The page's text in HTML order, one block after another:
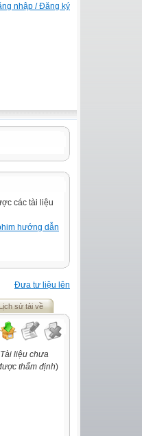
nhập / Đăng ký
các tài liệu
hướng dẫn
Đưa tư liệu lên
sử tải về
Tài liệu chưa
thẩm định)